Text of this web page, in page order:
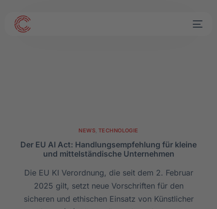
NEWS, TECHNOLOGIE
Der EU AI Act: Handlungsempfehlung für kleine
und mittelständische Unternehmen
Die EU KI Verordnung, die seit dem 2. Februar
2025 gilt, setzt neue Vorschriften für den
sicheren und ethischen Einsatz von Künstlicher